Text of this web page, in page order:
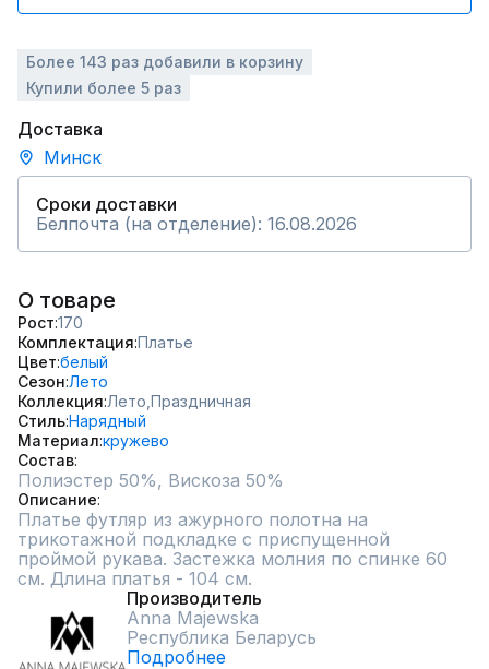
Более 143 раз добавили в корзину
Купили более 5 раз
Доставка
Минск
Сроки доставки
Белпочта (на отделение): 16.08.2026
О товаре
Рост 170
Комплектация Платье
Цвет белый
Сезон Лето
Коллекция Лето, Праздничная
СтильНарядный
Материал кружево
Состав
Полиэстер 50%, Вискоза 50%
Описание
Платье футляр из ажурного полотна на
трикотажной подкладке с приспущенной
проймой рукава. Застежка молния по спинке 60
см. Длина платья - 104 см.
Производитель
Anna Majewska
Республика Беларусь
Подробнее